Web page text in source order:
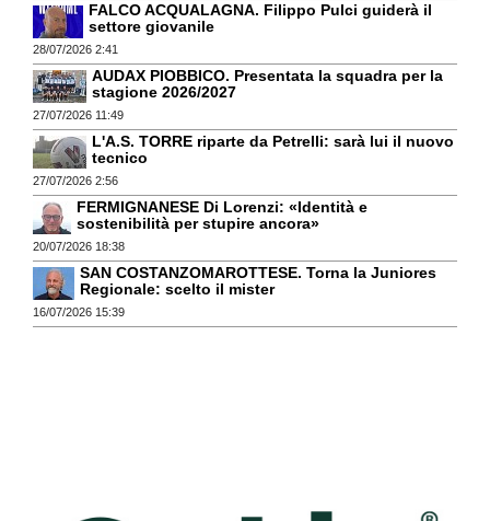
FALCO ACQUALAGNA. Filippo Pulci guiderà il
settore giovanile
28/07/2026 2:41
AUDAX PIOBBICO. Presentata la squadra per la
stagione 2026/2027
27/07/2026 11:49
L'A.S. TORRE riparte da Petrelli: sarà lui il nuovo
tecnico
27/07/2026 2:56
FERMIGNANESE Di Lorenzi: «Identità e
sostenibilità per stupire ancora»
20/07/2026 18:38
SAN COSTANZOMAROTTESE. Torna la Juniores
Regionale: scelto il mister
16/07/2026 15:39